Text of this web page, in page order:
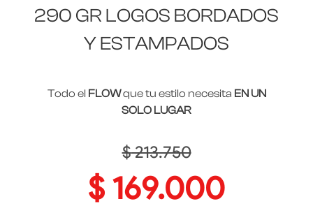
290 GR LOGOS BORDADOS
Y ESTAMPADOS
Todo el FLOWque tu estilo necesita EN UN
SOLO LUGAR
$213.750
$ 169.000